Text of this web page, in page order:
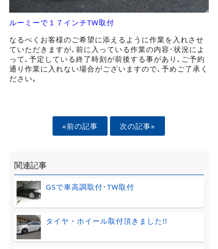
ルーミーで１７インチTW取付
なるべくお客様のご希望に添えるように作業を入れさせ
ていただきますが､前に入っている作業の内容･状況によ
って､予定している終了時刻が前後する事があり､ご予約
通り作業に入れない場合がございますので､予めご了承く
ださい｡
«前の記事 次の記事»
関連記事
GSで車高調取付･TW取付
タイヤ・ホイール取付頂きました!!